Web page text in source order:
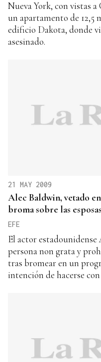
Nueva York, con vistas
un apartamento de 12,5
edificio Dakota, donde
asesinado.
21 MAY 2009
Alec Baldwin, vetado
broma sobre las
EFE
El actor
persona non grata y
tras bromear en un
intención de hacerse